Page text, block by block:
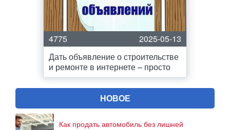
4775
2025-05-13
Дать объявление о строительстве
и ремонте в интернете – просто
НОВОЕ
Как продать автомобиль без лишней